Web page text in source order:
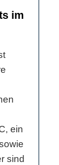
im
ein
sind